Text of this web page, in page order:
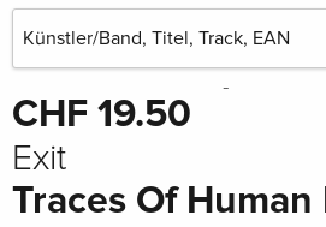
CHF 19.50
Exit
Traces Of Human